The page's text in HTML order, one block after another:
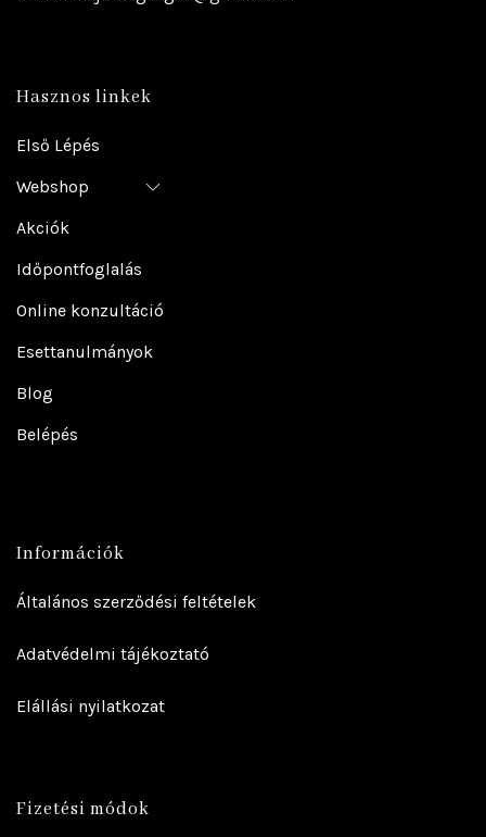
Hasznos linkek
Első Lépés
Webshop
Akciók
Időpontfoglalás
Online konzultáció
Esettanulmányok
Blog
Belépés
Információk
Általános szerződési feltételek
Adatvédelmi tájékoztató
Elállási nyilatkozat
Fizetési módok